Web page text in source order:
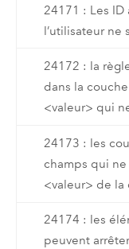
24171 : Les
l’utilisateur ne
24172 : la
dans la
<valeur> qui
24173 : les
champs qui
<valeur> de la
24174 : les
peuvent